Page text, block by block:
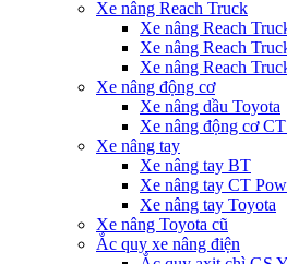
Xe nâng Reach Truck
Xe nâng Reach
Xe nâng Reach
Xe nâng Reach
Xe nâng động cơ
Xe nâng dầu Toyota
Xe nâng động cơ
Xe nâng tay
Xe nâng tay BT
Xe nâng tay CT
Xe nâng tay Toyota
Xe nâng Toyota cũ
Ắc quy xe nâng điện